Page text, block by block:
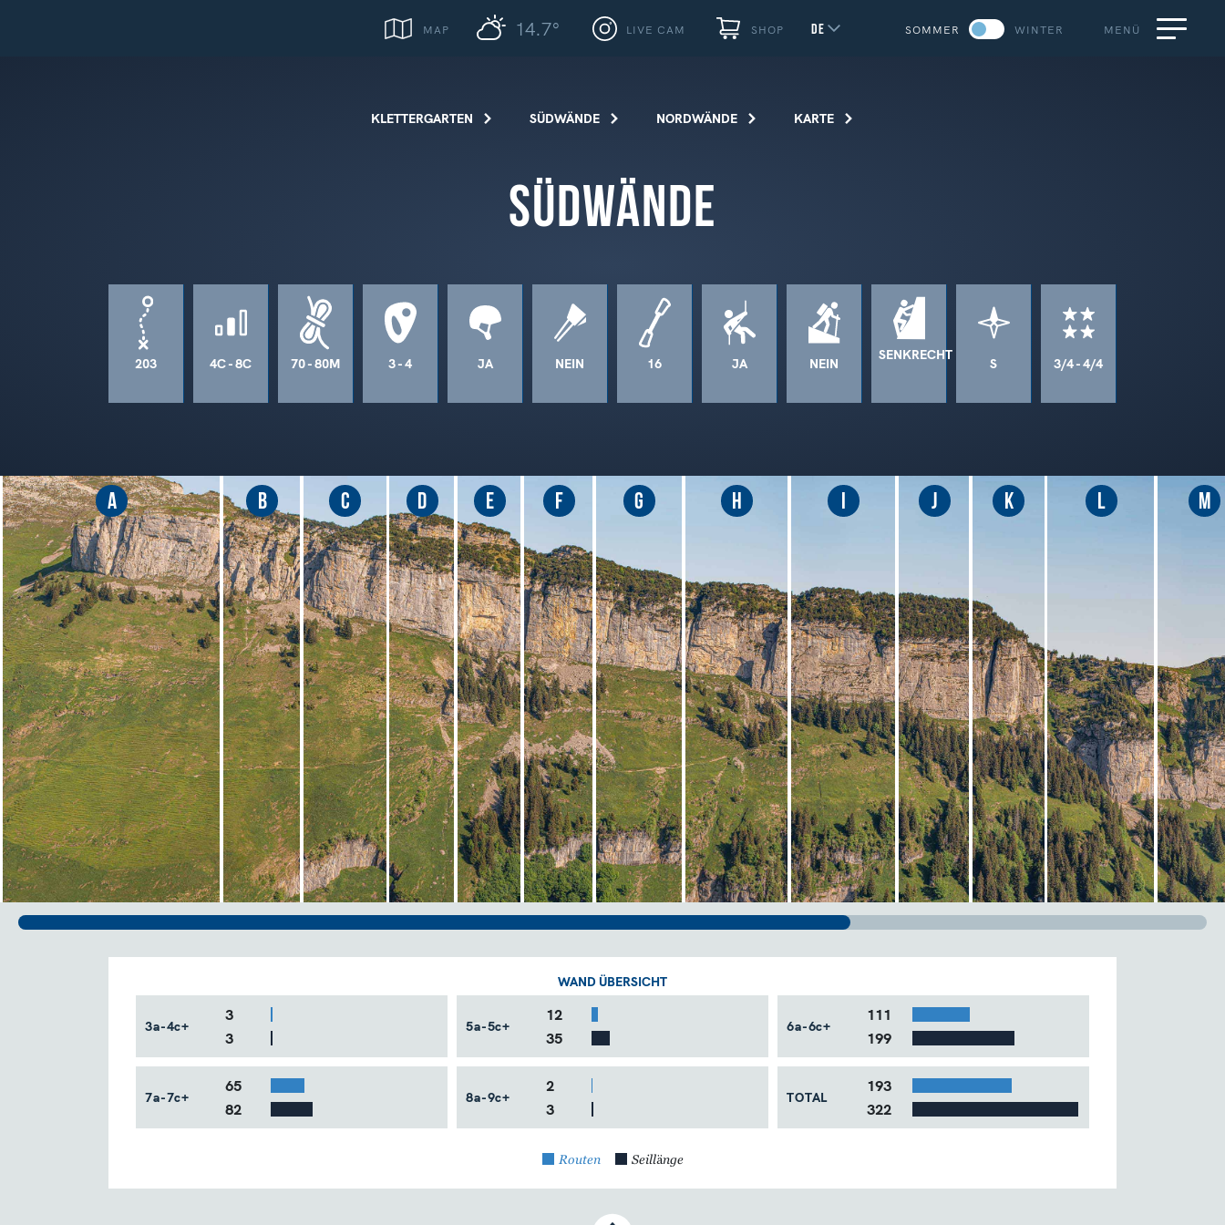
MAP 14.7° LIVE CAM SHOP DE SOMMER WINTER MENÜ
KLETTERGARTEN SÜDWÄNDE NORDWÄNDE KARTE
Südwände
203 4C - 8C 70 - 80M 3 - 4 JA NEIN 16 JA NEIN
SENKRECHT
S 3/4 - 4/4
A B C D E F G H I J K L M
WAND ÜBERSICHT
3a-4c+
3
3
5a-5c+
12
35
6a-6c+
111
199
7a-7c+
65
82
8a-9c+
2
3
TOTAL
Bar Example #2
193
322
Routen Seillänge